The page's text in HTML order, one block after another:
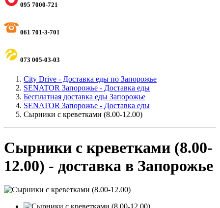
095 7000-721
061 701-3-701
073 005-03-03
City Drive - Доставка еды по Запорожье
SENATOR Запорожье - Доставка еды
Бесплатная доставка еды Запорожье
SENATOR Запорожье - Доставка еды
Сырники с креветками (8.00-12.00)
Сырники с креветками (8.00-
12.00) - доставка в Запорожье